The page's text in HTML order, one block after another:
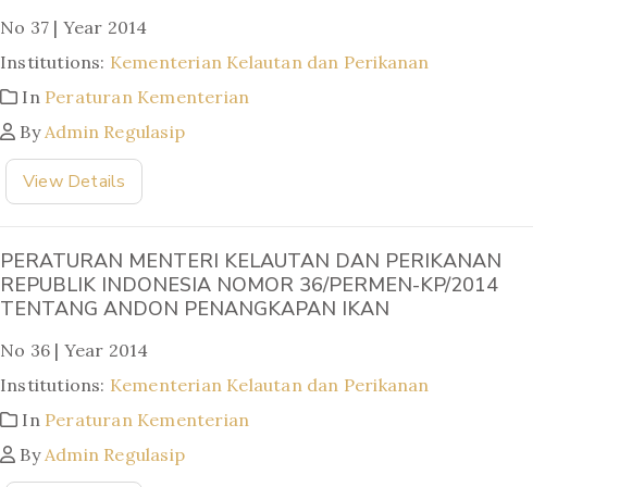
No 37 | Year 2014
Institutions: Kementerian Kelautan dan Perikanan
In Peraturan Kementerian
ByAdmin Regulasip
View Details
PERATURAN MENTERI KELAUTAN DAN PERIKANAN
REPUBLIK INDONESIA NOMOR 36/PERMEN-KP/2014
TENTANG ANDON PENANGKAPAN IKAN
No 36 | Year 2014
Institutions: Kementerian Kelautan dan Perikanan
In Peraturan Kementerian
ByAdmin Regulasip